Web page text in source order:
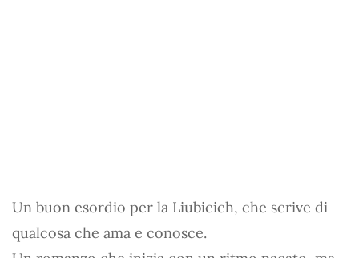
Un buon esordio per la Liubicich, che scrive di
qualcosa che ama e conosce.